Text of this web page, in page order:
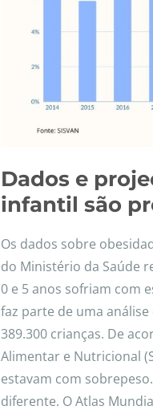
Dados e
infantil são
Os dados sobre
do Ministério da Saúde
0 e 5 anos sofriam com
faz parte de uma análise
389.300 crianças. De
Alimentar e Nutricional
estavam com
diferente. O Atlas